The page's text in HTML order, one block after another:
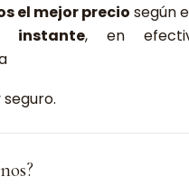
el mejor precio según
instante, en
seguro.